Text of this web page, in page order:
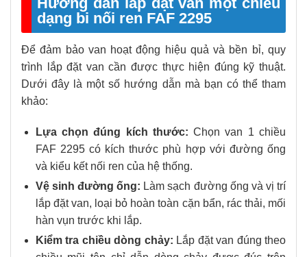
dạng bi nối ren FAF 2295
Để đảm bảo van hoạt động hiệu quả và bền bỉ, quy
trình lắp đặt van cần được thực hiện đúng kỹ thuật.
Dưới đây là một số hướng dẫn mà bạn có thể tham
khảo:
Lựa chọn đúng kích thước: Chọn van 1 chiều
FAF 2295 có kích thước phù hợp với đường ống
và kiểu kết nối ren của hệ thống.
Vệ sinh đường ống: Làm sạch đường ống và vị trí
lắp đặt van, loại bỏ hoàn toàn cặn bẩn, rác thải, mối
hàn vụn trước khi lắp.
Kiểm tra chiều dòng chảy: Lắp đặt van đúng theo